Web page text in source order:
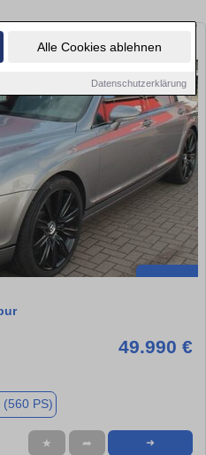
Alle Cookies ablehnen
Datenschutzerklärung
49.990 €
(560 PS)
★ ➦ ➜